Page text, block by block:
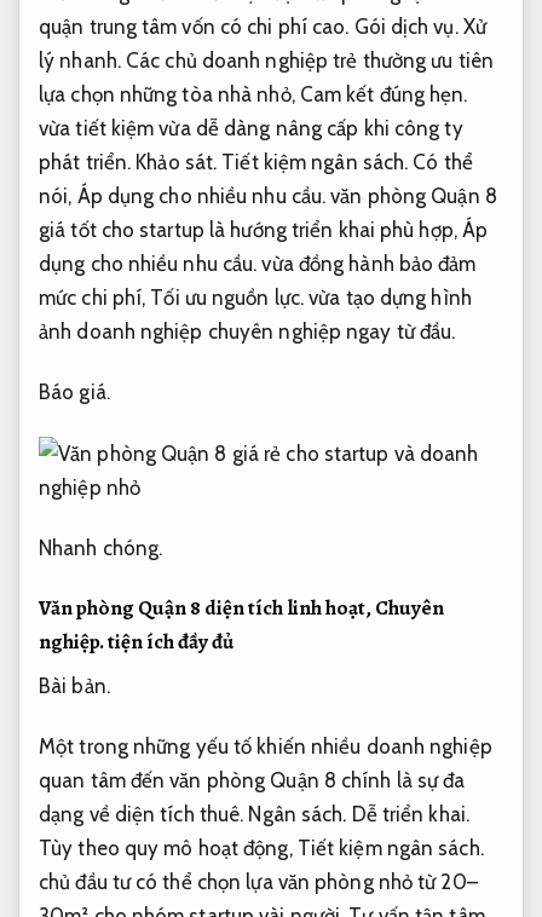
quận trung tâm vốn có chi phí cao. Gói dịch vụ. Xử
lý nhanh.Các chủ doanh nghiệp trẻ thường ưu tiên
lựa chọn những tòa nhà nhỏ, Cam kết đúng hẹn.
vừa tiết kiệm vừa dễ dàng nâng cấp khi công ty
phát triển. Khảo sát. Tiết kiệm ngân sách. Có thể
nói, Áp dụng cho nhiều nhu cầu. văn phòng Quận 8
giá tốt cho startup là hướng triển khai phù hợp, Áp
dụng cho nhiều nhu cầu. vừa đồng hành bảo đảm
mức chi phí, Tối ưu nguồn lực. vừa tạo dựng hình
ảnh doanh nghiệp chuyên nghiệp ngay từ đầu.
Báo giá.
Nhanh chóng.
Văn phòng Quận 8 diện tích linh hoạt,Chuyên
nghiệp.tiện ích đầy đủ
Bài bản.
Một trong những yếu tố khiến nhiều doanh nghiệp
quan tâm đến văn phòng Quận 8 chính là sự đa
dạng về diện tích thuê. Ngân sách. Dễ triển khai.
Tùy theo quy mô hoạt động, Tiết kiệm ngân sách.
chủ đầu tư có thể chọn lựa văn phòng nhỏ từ 20–